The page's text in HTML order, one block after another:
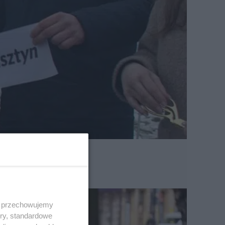
standardowe